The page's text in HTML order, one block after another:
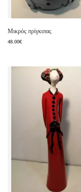
Μικρός πρίγκιπας
48.00€